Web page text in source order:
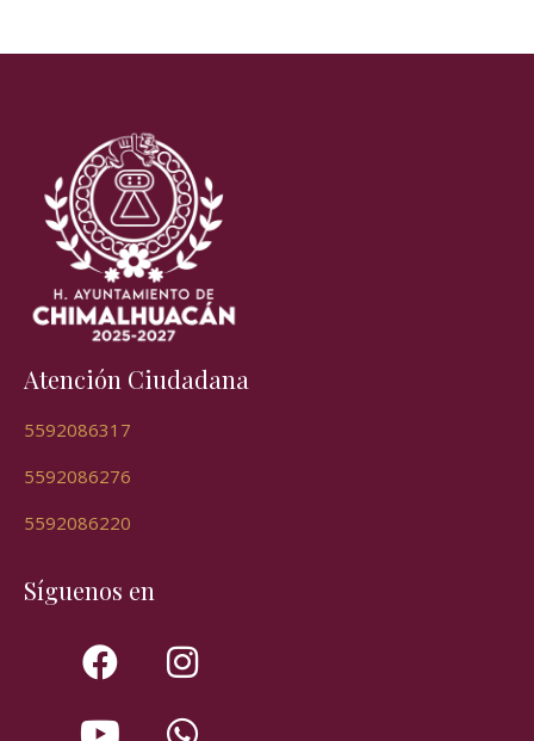
Atención Ciudadana
5592086317
5592086276
5592086220
Síguenos en